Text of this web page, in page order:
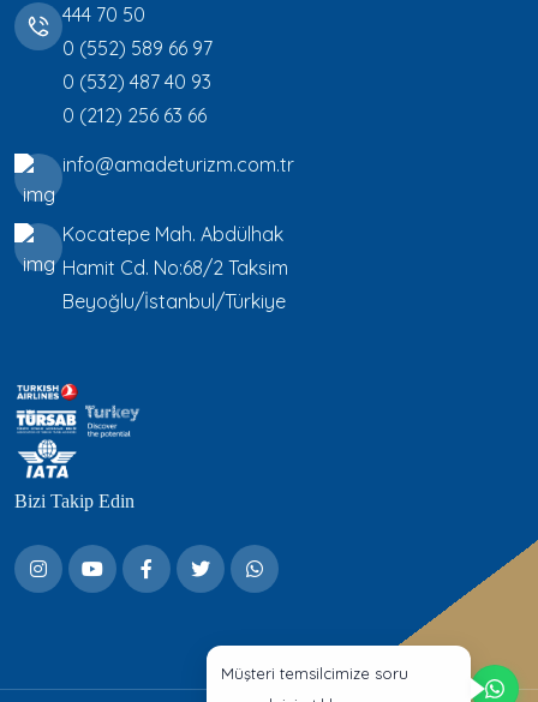
444 70 50
0 (552) 589 66 97
0 (532) 487 40 93
0 (212) 256 63 66
info@amadeturizm.com.tr
Kocatepe Mah. Abdülhak
Hamit Cd. No:68/2 Taksim
Beyoğlu/İstanbul/Türkiye
Bizi Takip Edin
Müşteri temsilcimize soru